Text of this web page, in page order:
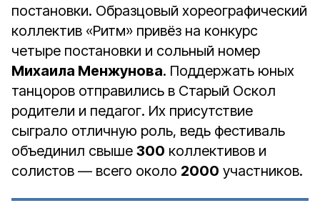
постановки. Образцовый хореографический
коллектив «Ритм» привёз на конкурс
четыре постановки и сольный номер
Михаила Менжунова. Поддержать юных
танцоров отправились в Старый Оскол
родители и педагог. Их присутствие
сыграло отличную роль, ведь фестиваль
объединил свыше 300 коллективов и
солистов — всего около 2000 участников.